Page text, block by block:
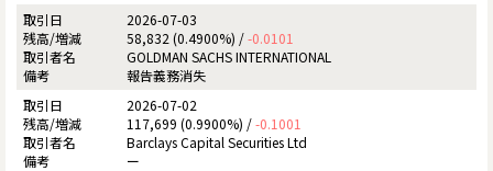
2026-07-03
58,832 (0.4900%) /-0.0101
GOLDMAN SACHS INTERNATIONAL
報告義務消失
2026-07-02
117,699 (0.9900%) /-0.1001
Barclays Capital Securities Ltd
ー